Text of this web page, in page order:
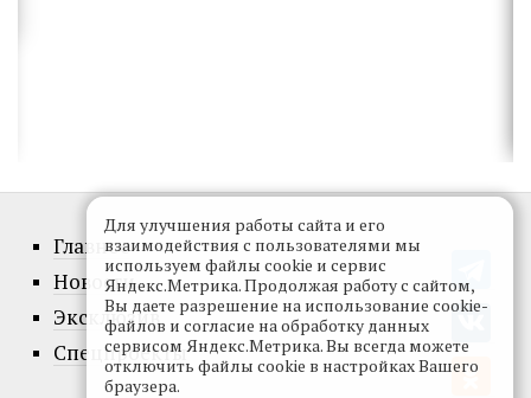
Главное
Новости
Эксклюзив
Спецпроекты
Для улучшения работы сайта и его
взаимодействия с пользователями мы
используем файлы cookie и сервис
Яндекс.Метрика. Продолжая работу с сайтом,
Вы даете разрешение на использование cookie-
файлов и согласие на обработку данных
сервисом Яндекс.Метрика. Вы всегда можете
отключить файлы cookie в настройках Вашего
браузера.